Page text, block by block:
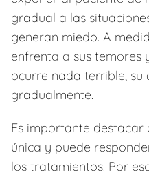
gradual a las
generan miedo. A
enfrenta a sus temores
ocurre nada terrible, su
gradualmente.
Es importante destacar
única y puede
los tratamientos. Por